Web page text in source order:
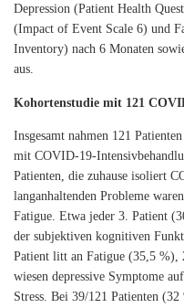
Depression (Patient Health
(Impact of Event Scale 6) und
Inventory) nach 6 Monaten
aus.
Kohortenstudie mit 121
Insgesamt nahmen 121
mit COVID-19-
Patienten, die zuhause isoliert
langanhaltenden Probleme
Fatigue. Etwa jeder 3. Patient
der subjektiven kognitiven
Patient litt an Fatigue (35,5 %),
wiesen depressive Symptome
Stress. Bei 39/121 Patienten